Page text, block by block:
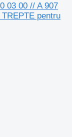
03 00 // A 907
pentru